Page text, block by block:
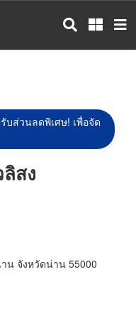
บส่วนลดพิเศษ! เพื่อจัด
สง
น จังหวัดน่าน 55000